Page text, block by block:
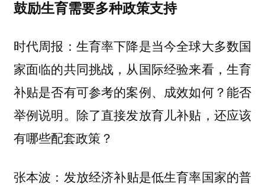
鼓励生育需要多种政策支持
时代周报：生育率下降是当今全球大多数国
家面临的共同挑战，从国际经验来看，生育
补贴是否有可参考的案例、成效如何？能否
举例说明。除了直接发放育儿补贴，还应该
有哪些配套政策？
张本波： 发放经济补贴是低生育率国家的普